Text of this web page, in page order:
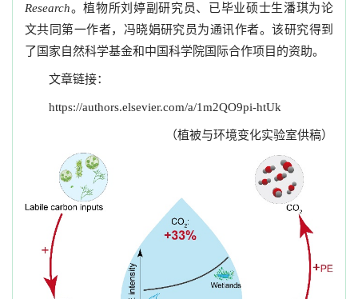
Research。植物所刘婷副研究员、已毕业硕士生潘琪为论
文共同第一作者，冯晓娟研究员为通讯作者。该研究得到
了国家自然科学基金和中国科学院国际合作项目的资助。
文章链接：
https://authors.elsevier.com/a/1m2QO9pi-htUk
（植被与环境变化实验室供稿）